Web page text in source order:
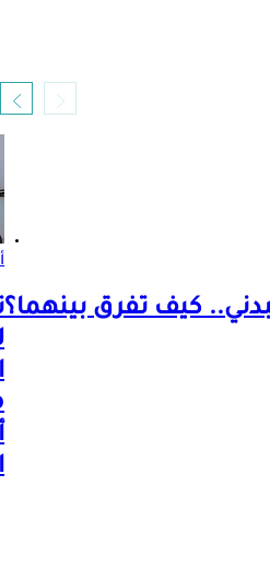
كيف تفرق بينهما؟